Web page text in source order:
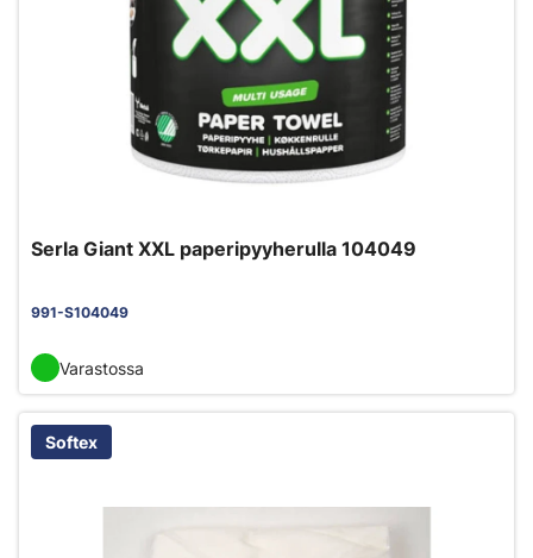
Serla Giant XXL paperipyyherulla 104049
991-S104049
Varastossa
Softex